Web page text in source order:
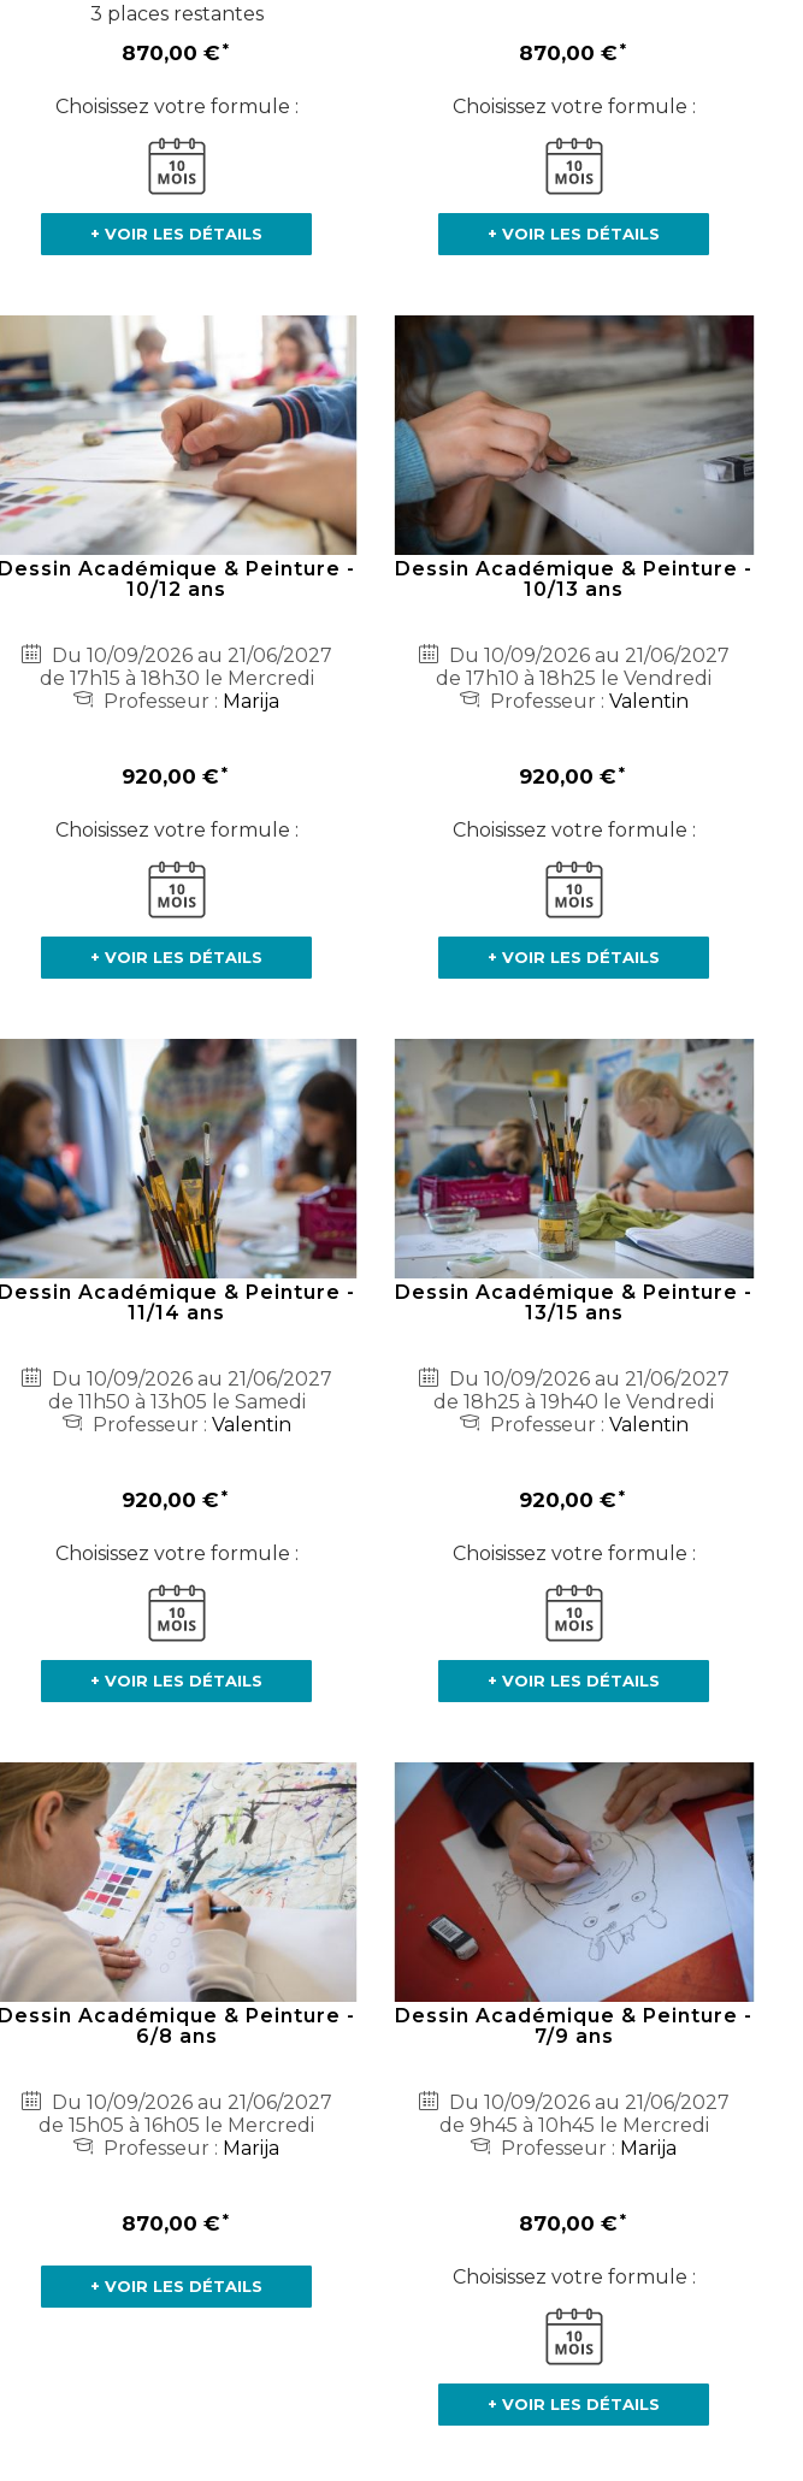
3 places restantes
870,00 €
Choisissez votre formule :
+ VOIR LES DÉTAILS
870,00 €
Choisissez votre formule :
+ VOIR LES DÉTAILS
Dessin Académique & Peinture -
10/12 ans
Du 10/09/2026 au 21/06/2027
de 17h15 à 18h30 le Mercredi
Professeur : Marija
920,00 €
Choisissez votre formule :
+ VOIR LES DÉTAILS
Dessin Académique & Peinture -
10/13 ans
Du 10/09/2026 au 21/06/2027
de 17h10 à 18h25 le Vendredi
Professeur : Valentin
920,00 €
Choisissez votre formule :
+ VOIR LES DÉTAILS
Dessin Académique & Peinture -
11/14 ans
Du 10/09/2026 au 21/06/2027
de 11h50 à 13h05 le Samedi
Professeur : Valentin
920,00 €
Choisissez votre formule :
+ VOIR LES DÉTAILS
Dessin Académique & Peinture -
13/15 ans
Du 10/09/2026 au 21/06/2027
de 18h25 à 19h40 le Vendredi
Professeur : Valentin
920,00 €
Choisissez votre formule :
+ VOIR LES DÉTAILS
Dessin Académique & Peinture -
6/8 ans
Du 10/09/2026 au 21/06/2027
de 15h05 à 16h05 le Mercredi
Professeur : Marija
870,00 €
+ VOIR LES DÉTAILS
Dessin Académique & Peinture -
7/9 ans
Du 10/09/2026 au 21/06/2027
de 9h45 à 10h45 le Mercredi
Professeur : Marija
870,00 €
Choisissez votre formule :
+ VOIR LES DÉTAILS